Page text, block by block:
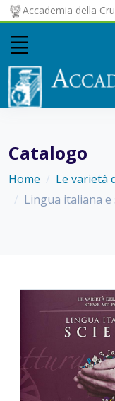
Accademia della
Catalogo
Home
Le varietà
Lingua italiana e